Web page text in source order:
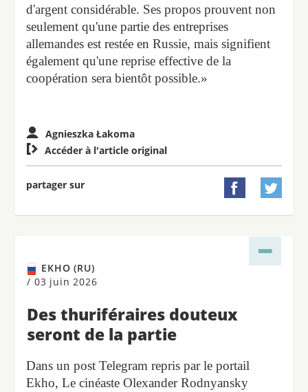
d'argent considérable. Ses propos prouvent non
seulement qu'une partie des entreprises
allemandes est restée en Russie, mais signifient
également qu'une reprise effective de la
coopération sera bientôt possible.»
Agnieszka Łakoma
 Accéder à l'article original
partager sur  
EKHO (RU)
/ 03 juin 2026
Des thuriféraires douteux
seront de la partie
Dans un post Telegram repris par le portail
Ekho, Le cinéaste Olexander Rodnyansky